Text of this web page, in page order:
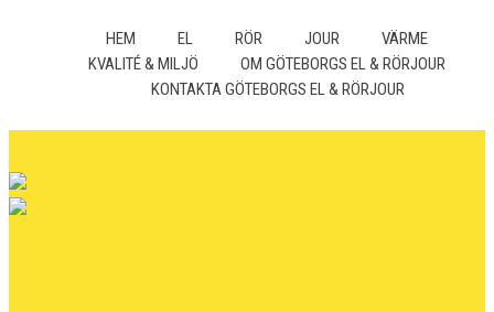
HEM EL RÖR JOUR
VÄRME
KVALITÉ & MILJÖ
OM GÖTEBORGS EL & RÖRJOUR
KONTAKTA GÖTEBORGS EL & RÖRJOUR